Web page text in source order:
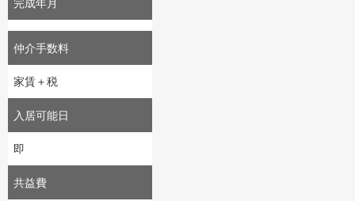
完成年月
仲介手数料
家賃＋税
入居可能日
即
共益費